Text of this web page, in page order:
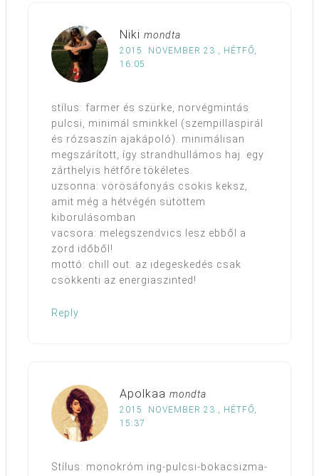
Niki mondta
2015. NOVEMBER 23., HÉTFŐ,
16:05
stílus: farmer és szürke, norvégmintás
pulcsi, minimál sminkkel (szempillaspirál
és rózsaszín ajakápoló). minimálisan
megszárított, így strandhullámos haj. egy
zárthelyis hétfőre tökéletes.
uzsonna: vörösáfonyás csokis keksz,
amit még a hétvégén sütöttem
kiborulásomban
vacsora: melegszendvics lesz ebből a
zord időből!
mottó: chill out. az idegeskedés csak
csökkenti az energiaszinted!
Reply
Apolkaa mondta
2015. NOVEMBER 23., HÉTFŐ,
15:37
Stílus: monokróm ing-pulcsi-bokacsizma-